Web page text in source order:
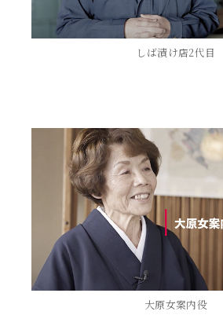
しば漬け店2代目
大原女案内役